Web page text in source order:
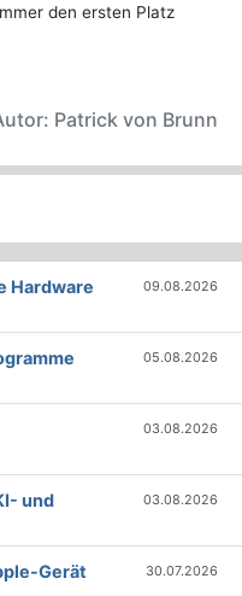
den ersten Platz
Patrick von Brunn
Hardware
09.08.2026
05.08.2026
03.08.2026
und
03.08.2026
Gerät
30.07.2026